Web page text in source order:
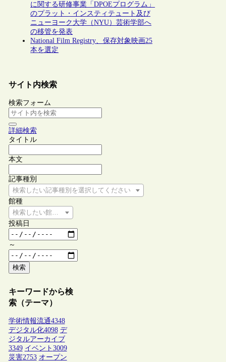
に関する研修事業「DPOEプログラム」
のプラット・インスティテュート及び
ニューヨーク大学（NYU）芸術学部へ
の移管を発表
National Film Registry、保存対象映画25
本を選定
サイト内検索
検索フォーム
詳細検索
タイトル
本文
記事種別
検索したい記事種別を選択してください
館種
検索したい館種を選択してください
投稿日
～
検索
キーワードから検
索（テーマ）
学術情報流通4348
デジタル化4098 デ
ジタルアーカイブ
3349 イベント 3009
災害2753 オープン